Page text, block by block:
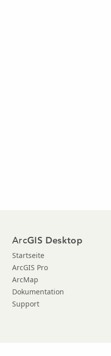
ArcGIS Desktop
Startseite
ArcGIS Pro
ArcMap
Dokumentation
Support